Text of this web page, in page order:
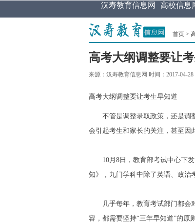
汉寿教育信息网 高校信息
首页 >
高考大纲调整要让
来源：汉寿教育信息网 时间：2017-04-28
高考大纲调整要让考生早知道
不管是调整录取政策，还是调整
会引起考生和家长的关注，甚至因
10月8日，教育部考试中心下发
知》，九门学科中除了英语、政治
几乎每年，教育考试部门都会对
容，都需要坚持“三年早知道”的原